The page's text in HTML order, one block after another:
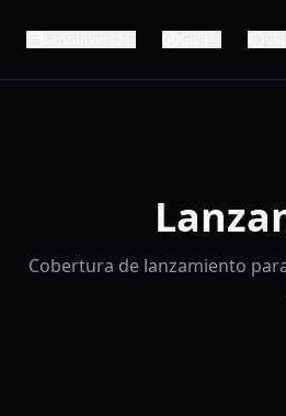
Cobertura de lanzamiento